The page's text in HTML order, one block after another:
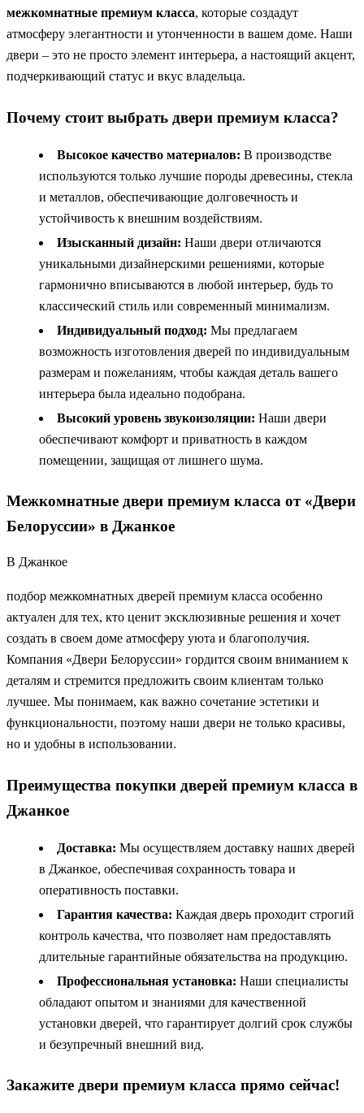
межкомнатные премиум класса, которые создадут
атмосферу элегантности и утонченности в вашем доме. Наши
двери – это не просто элемент интерьера, а настоящий акцент,
подчеркивающий статус и вкус владельца.
Почему стоит выбрать двери премиум класса?
Высокое качество материалов: В производстве
используются только лучшие породы древесины, стекла
и металлов, обеспечивающие долговечность и
устойчивость к внешним воздействиям.
Изысканный дизайн: Наши двери отличаются
уникальными дизайнерскими решениями, которые
гармонично вписываются в любой интерьер, будь то
классический стиль или современный минимализм.
Индивидуальный подход: Мы предлагаем
возможность изготовления дверей по индивидуальным
размерам и пожеланиям, чтобы каждая деталь вашего
интерьера была идеально подобрана.
Высокий уровень звукоизоляции: Наши двери
обеспечивают комфорт и приватность в каждом
помещении, защищая от лишнего шума.
Межкомнатные двери премиум класса от «Двери
Белоруссии» в Джанкое
В Джанкое
подбор межкомнатных дверей премиум класса особенно
актуален для тех, кто ценит эксклюзивные решения и хочет
создать в своем доме атмосферу уюта и благополучия.
Компания «Двери Белоруссии» гордится своим вниманием к
деталям и стремится предложить своим клиентам только
лучшее. Мы понимаем, как важно сочетание эстетики и
функциональности, поэтому наши двери не только красивы,
но и удобны в использовании.
Преимущества покупки дверей премиум класса в
Джанкое
Доставка: Мы осуществляем доставку наших дверей
в Джанкое, обеспечивая сохранность товара и
оперативность поставки.
Гарантия качества: Каждая дверь проходит строгий
контроль качества, что позволяет нам предоставлять
длительные гарантийные обязательства на продукцию.
Профессиональная установка: Наши специалисты
обладают опытом и знаниями для качественной
установки дверей, что гарантирует долгий срок службы
и безупречный внешний вид.
Закажите двери премиум класса прямо сейчас!